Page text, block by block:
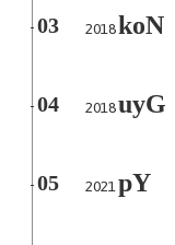
-03 2018koN
-04 2018uyG
-05 2021pY